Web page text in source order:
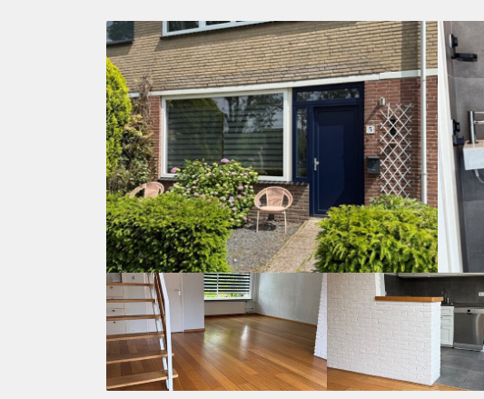
loopafstand vindt u winkelcentrum De Helftheuvel waar u onder
boodschappen. Scholen en sportvoorzieningen zijn tevens in de
diverse windstreken zijn vanaf deze locatie ook prima bereikbaar.